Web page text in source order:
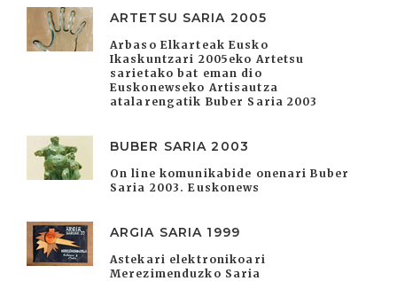
ARTETSU SARIA 2005
Arbaso Elkarteak Eusko
Ikaskuntzari 2005eko Artetsu
sarietako bat eman dio
Euskonewseko Artisautza
atalarengatik Buber Saria 2003
BUBER SARIA 2003
On line komunikabide onenari Buber
Saria 2003. Euskonews
ARGIA SARIA 1999
Astekari elektronikoari
Merezimenduzko Saria